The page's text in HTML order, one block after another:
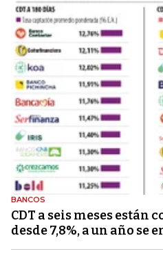
BANCOS
CDT a seis meses
desde 7,8%, a un año se